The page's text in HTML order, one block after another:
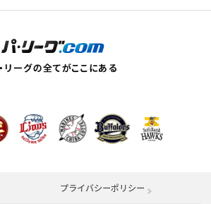
プライバシーポリシー